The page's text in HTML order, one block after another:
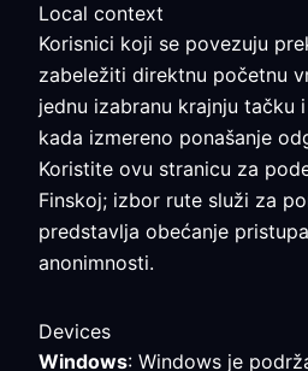
Local context
Korisnici koji se povezuju
zabeležiti direktnu početnu
jednu izabranu krajnju tačku
kada izmereno ponašanje
Koristite ovu stranicu za
Finskoj; izbor rute služi za
predstavlja obećanje
anonimnosti.
Devices
Windows: Windows je